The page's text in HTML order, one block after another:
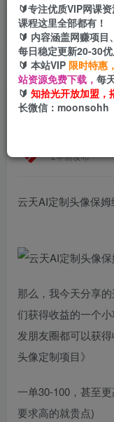
首页 创业课程 会员
云天AI定制头像
1000+
2年前发布
云天AI定制头像保
那么，我今天分享
们获得收益的一个
发朋友圈都可以获
头像定制项目》
一单30-100，甚至
要求高的就贵点)
🔰专注优质VIP网课
课程这里全部都有！
🔰 内容涵盖网赚项目
每日稳定更新20-30优
🔰 本站VIP 限时特惠，
站资源免费下载， 每
🔰 知拾光开放加盟，
长微信：moonsohh